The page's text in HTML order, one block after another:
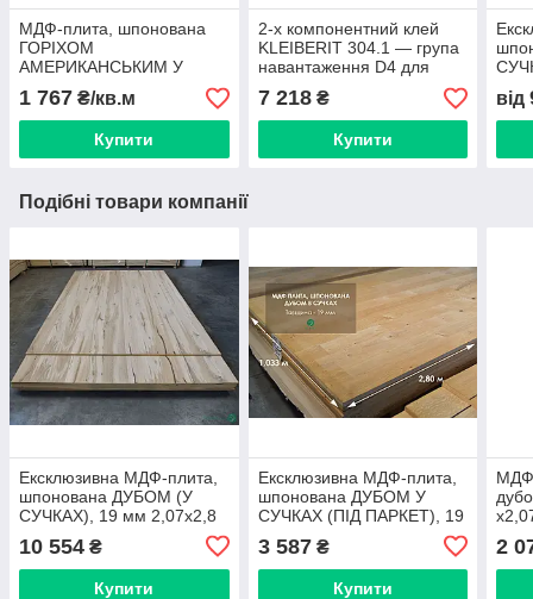
МДФ-плита, шпонована
ГОРІХОМ
АМЕРИКАНСЬКИМ У
СУЧКАХ (малюнок
паркет), 19 мм 2,8х1,033
м
1 767 ₴/кв.м
Купити
2-х компонентний клей
KLEIBERIT 304.1 — група
навантаження D4 для
водостійких сполук (відро
26 кг)
7 218₴
Купити
від
Подібні товари компанії
Ексклюзивна МДФ-плита,
шпонована ДУБОМ (У
СУЧКАХ), 19 мм 2,07x2,8
10 554 ₴
Купити
Ексклюзивна МДФ-плита,
шпонована ДУБОМ У
СУЧКАХ (ПІД ПАРКЕТ), 19
мм 2,8x1,033 м = 2.9 м² (
1 лист )
3 587₴
Купити
2